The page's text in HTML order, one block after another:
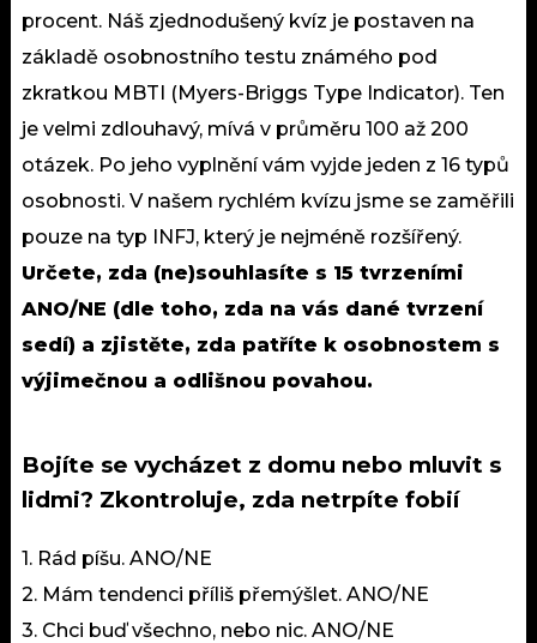
procent. Náš zjednodušený kvíz je postaven na
základě osobnostního testu známého pod
zkratkou MBTI (Myers-Briggs Type Indicator). Ten
je velmi zdlouhavý, mívá v průměru 100 až 200
otázek. Po jeho vyplnění vám vyjde jeden z 16 typů
osobnosti. V našem rychlém kvízu jsme se zaměřili
pouze na typ INFJ, který je nejméně rozšířený.
Určete, zda (ne)souhlasíte s 15 tvrzeními
ANO/NE (dle toho, zda na vás dané tvrzení
sedí) a zjistěte, zda patříte k osobnostem s
výjimečnou a odlišnou povahou.
Bojíte se vycházet z domu nebo mluvit s
lidmi? Zkontroluje, zda netrpíte fobií
1. Rád píšu. ANO/NE
2. Mám tendenci příliš přemýšlet. ANO/NE
3. Chci buď všechno, nebo nic. ANO/NE